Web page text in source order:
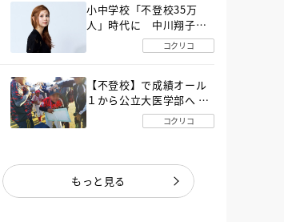
小中学校「不登校35万
人」時代に 中川翔子さ
んが審査委員長「不登校
生動画甲子園 2026」が開
コクリコ
【不登校】で成績オール
１から公立大医学部へ 中
２で起立性調節障害「治
るまで３年」の診断 その
コクリコ
もっと見る